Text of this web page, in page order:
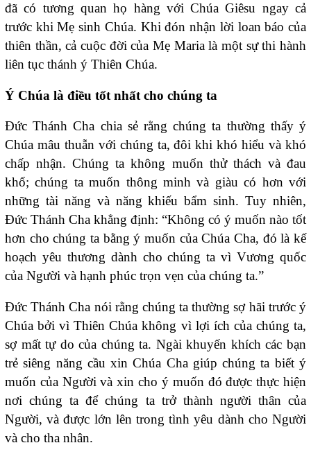
đã có tương quan họ hàng với Chúa Giêsu ngay cả
trước khi Mẹ sinh Chúa. Khi đón nhận lời loan báo của
thiên thần, cả cuộc đời của Mẹ Maria là một sự thi hành
liên tục thánh ý Thiên Chúa.
Ý Chúa là điều tốt nhất cho chúng ta
Đức Thánh Cha chia sẻ rằng chúng ta thường thấy ý
Chúa mâu thuẫn với chúng ta, đôi khi khó hiểu và khó
chấp nhận. Chúng ta không muốn thử thách và đau
khổ; chúng ta muốn thông minh và giàu có hơn với
những tài năng và năng khiếu bẩm sinh. Tuy nhiên,
Đức Thánh Cha khẳng định: “Không có ý muốn nào tốt
hơn cho chúng ta bằng ý muốn của Chúa Cha, đó là kế
hoạch yêu thương dành cho chúng ta vì Vương quốc
của Người và hạnh phúc trọn vẹn của chúng ta.”
Đức Thánh Cha nói rằng chúng ta thường sợ hãi trước ý
Chúa bởi vì Thiên Chúa không vì lợi ích của chúng ta,
sợ mất tự do của chúng ta. Ngài khuyến khích các bạn
trẻ siêng năng cầu xin Chúa Cha giúp chúng ta biết ý
muốn của Người và xin cho ý muốn đó được thực hiện
nơi chúng ta để chúng ta trở thành người thân của
Người, và được lớn lên trong tình yêu dành cho Người
và cho tha nhân.